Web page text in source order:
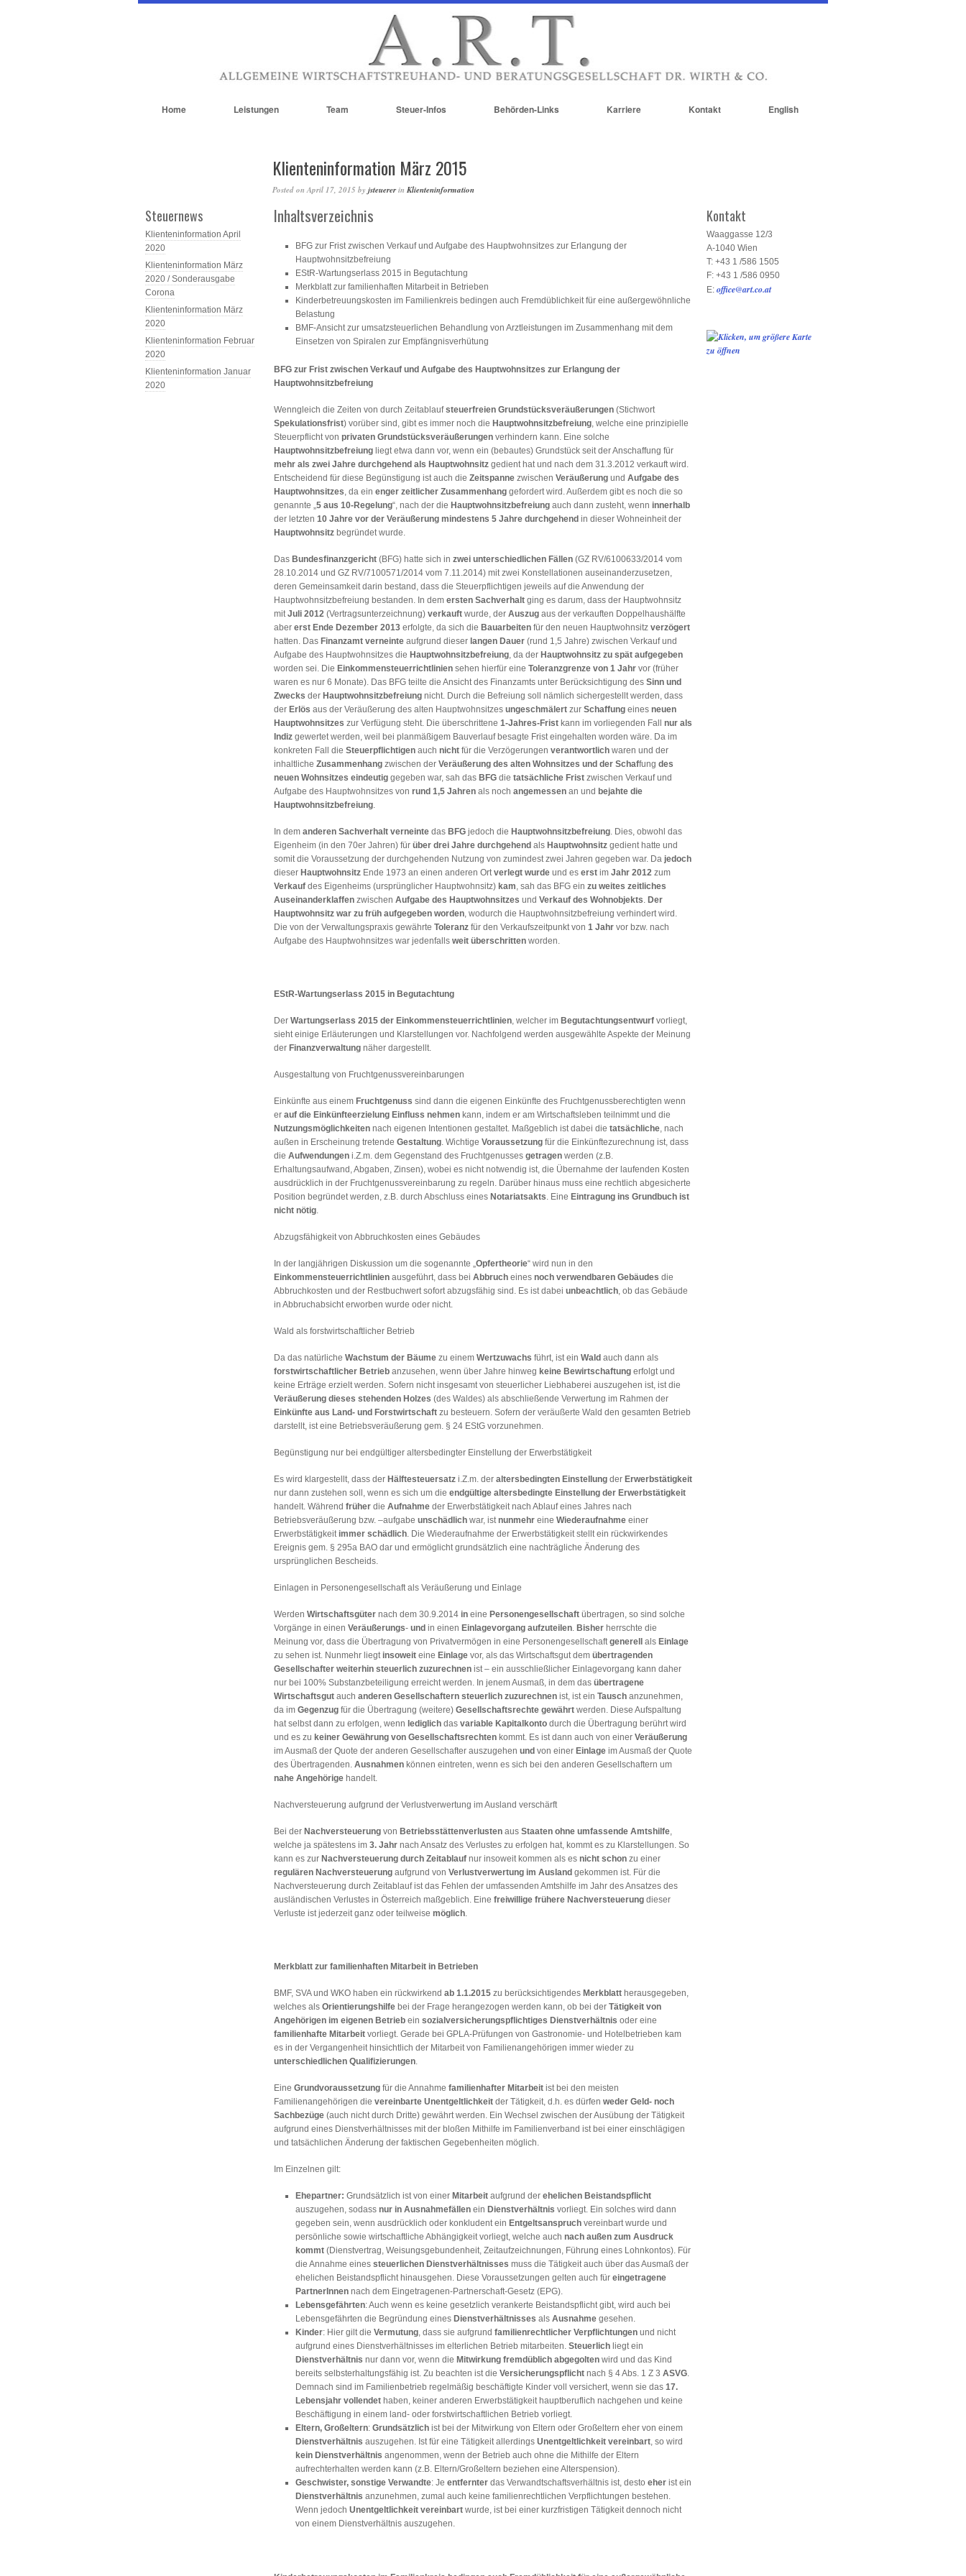
Home Leistungen Team Steuer-Infos Behörden-Links Karriere Kontakt English
Klienteninformation März 2015
Posted on April 17, 2015 by jsteuererin Klienteninformation
Steuernews
Klienteninformation April
2020
Klienteninformation März
2020 / Sonderausgabe
Corona
Klienteninformation März
2020
Klienteninformation Februar
2020
Klienteninformation Januar
2020
Inhaltsverzeichnis
BFG zur Frist zwischen Verkauf und Aufgabe des Hauptwohnsitzes zur Erlangung der
Hauptwohnsitzbefreiung
EStR-Wartungserlass 2015 in Begutachtung
Merkblatt zur familienhaften Mitarbeit in Betrieben
Kinderbetreuungskosten im Familienkreis bedingen auch Fremdüblichkeit für eine außergewöhnliche
Belastung
BMF-Ansicht zur umsatzsteuerlichen Behandlung von Arztleistungen im Zusammenhang mit dem
Einsetzen von Spiralen zur Empfängnisverhütung
BFG zur Frist zwischen Verkauf und Aufgabe des Hauptwohnsitzes zur Erlangung der
Hauptwohnsitzbefreiung
Wenngleich die Zeiten von durch Zeitablaufsteuerfreien Grundstücksveräußerungen(Stichwort
Spekulationsfrist) vorüber sind, gibt es immer noch die Hauptwohnsitzbefreiung, welche eine prinzipielle
Steuerpflicht von privaten Grundstücksveräußerungenverhindern kann. Eine solche
Hauptwohnsitzbefreiungliegt etwa dann vor, wenn ein (bebautes) Grundstück seit der Anschaffung für
mehr als zwei Jahre durchgehend als Hauptwohnsitzgedient hat und nach dem 31.3.2012 verkauft wird.
Entscheidend für diese Begünstigung ist auch die Zeitspannezwischen Veräußerungund Aufgabe des
Hauptwohnsitzes , da ein enger zeitlicher Zusammenhanggefordert wird. Außerdem gibt es noch die so
genannte „ 5 aus 10-Regelung“, nach der die Hauptwohnsitzbefreiungauch dann zusteht, wenn innerhalb
der letzten 10 Jahre vor der Veräußerung mindestens 5 Jahre durchgehendin dieser Wohneinheit der
Hauptwohnsitzbegründet wurde.
Das Bundesfinanzgericht(BFG) hatte sich in zwei unterschiedlichen Fällen(GZ RV/6100633/2014 vom
28.10.2014 und GZ RV/7100571/2014 vom 7.11.2014) mit zwei Konstellationen auseinanderzusetzen,
deren Gemeinsamkeit darin bestand, dass die Steuerpflichtigen jeweils auf die Anwendung der
Hauptwohnsitzbefreiung bestanden. In dem ersten Sachverhaltging es darum, dass der Hauptwohnsitz
mit Juli 2012 (Vertragsunterzeichnung) verkauftwurde, der Auszugaus der verkauften Doppelhaushälfte
aber erst Ende Dezember 2013erfolgte, da sich die Bauarbeitenfür den neuen Hauptwohnsitz verzögert
hatten. Das Finanzamt verneinteaufgrund dieser langen Dauer(rund 1,5 Jahre) zwischen Verkauf und
Aufgabe des Hauptwohnsitzes die Hauptwohnsitzbefreiung, da der Hauptwohnsitz zu spät aufgegeben
worden sei. Die Einkommensteuerrichtliniensehen hierfür eine Toleranzgrenze von 1 Jahrvor (früher
waren es nur 6 Monate). Das BFG teilte die Ansicht des Finanzamts unter Berücksichtigung des Sinn und
Zwecks der Hauptwohnsitzbefreiungnicht. Durch die Befreiung soll nämlich sichergestellt werden, dass
der Erlös aus der Veräußerung des alten Hauptwohnsitzes ungeschmälertzur Schaffungeines neuen
Hauptwohnsitzes zur Verfügung steht. Die überschrittene 1-Jahres-Fristkann im vorliegenden Fall nur als
Indizgewertet werden, weil bei planmäßigem Bauverlauf besagte Frist eingehalten worden wäre. Da im
konkreten Fall die Steuerpflichtigenauch nichtfür die Verzögerungen verantwortlichwaren und der
inhaltliche Zusammenhangzwischen der Veräußerung des alten Wohnsitzes und der Schaffung des
neuen Wohnsitzes eindeutiggegeben war, sah das BFGdie tatsächliche Fristzwischen Verkauf und
Aufgabe des Hauptwohnsitzes von rund 1,5 Jahrenals noch angemessenan und bejahte die
Hauptwohnsitzbefreiung.
In dem anderen Sachverhalt verneintedas BFGjedoch die Hauptwohnsitzbefreiung. Dies, obwohl das
Eigenheim (in den 70er Jahren) für über drei Jahre durchgehendals Hauptwohnsitzgedient hatte und
somit die Voraussetzung der durchgehenden Nutzung von zumindest zwei Jahren gegeben war. Da jedoch
dieser HauptwohnsitzEnde 1973 an einen anderen Ort verlegt wurdeund es erstim Jahr 2012 zum
Verkaufdes Eigenheims (ursprünglicher Hauptwohnsitz) kam , sah das BFG ein zu weites zeitliches
Auseinanderklaffenzwischen Aufgabe des Hauptwohnsitzes und Verkauf des Wohnobjekts Der
Hauptwohnsitz war zu früh aufgegeben worden, wodurch die Hauptwohnsitzbefreiung verhindert wird.
Die von der Verwaltungspraxis gewährte Toleranzfür den Verkaufszeitpunkt von 1 Jahrvor bzw. nach
Aufgabe des Hauptwohnsitzes war jedenfalls weit überschrittenworden.
EStR-Wartungserlass 2015 in Begutachtung
Der Wartungserlass 2015 der Einkommensteuerrichtlinien, welcher im Begutachtungsentwurfvorliegt,
sieht einige Erläuterungen und Klarstellungen vor. Nachfolgend werden ausgewählte Aspekte der Meinung
der Finanzverwaltungnäher dargestellt.
Ausgestaltung von Fruchtgenussvereinbarungen
Einkünfte aus einem Fruchtgenuss sind dann die eigenen Einkünfte des Fruchtgenussberechtigten wenn
er auf die Einkünfteerzielung Einfluss nehmenkann, indem er am Wirtschaftsleben teilnimmt und die
Nutzungsmöglichkeitennach eigenen Intentionen gestaltet. Maßgeblich ist dabei die tatsächliche, nach
außen in Erscheinung tretende Gestaltung. Wichtige Voraussetzungfür die Einkünftezurechnung ist, dass
die Aufwendungeni.Z.m. dem Gegenstand des Fruchtgenusses getragenwerden (z.B.
Erhaltungsaufwand, Abgaben, Zinsen), wobei es nicht notwendig ist, die Übernahme der laufenden Kosten
ausdrücklich in der Fruchtgenussvereinbarung zu regeln. Darüber hinaus muss eine rechtlich abgesicherte
Position begründet werden, z.B. durch Abschluss eines Notariatsakts . Eine Eintragung ins Grundbuch ist
nicht nötig.
Abzugsfähigkeit von Abbruchkosten eines Gebäudes
In der langjährigen Diskussion um die sogenannte „ Opfertheorie“ wird nun in den
Einkommensteuerrichtlinienausgeführt, dass bei Abbrucheines noch verwendbaren Gebäudes die
Abbruchkosten und der Restbuchwert sofort abzugsfähig sind. Es ist dabei unbeachtlich, ob das Gebäude
in Abbruchabsicht erworben wurde oder nicht.
Wald als forstwirtschaftlicher Betrieb
Da das natürliche Wachstum der Bäumezu einem Wertzuwachs führt, ist ein Waldauch dann als
forstwirtschaftlicher Betriebanzusehen, wenn über Jahre hinweg keine Bewirtschaftungerfolgt und
keine Erträge erzielt werden. Sofern nicht insgesamt von steuerlicher Liebhaberei auszugehen ist, ist die
Veräußerung dieses stehenden Holzes (des Waldes) als abschließende Verwertung im Rahmen der
Einkünfte aus Land- und Forstwirtschaftzu besteuern. Sofern der veräußerte Wald den gesamten Betrieb
darstellt, ist eine Betriebsveräußerung gem. § 24 EStG vorzunehmen.
Begünstigung nur bei endgültiger altersbedingter Einstellung der Erwerbstätigkeit
Es wird klargestellt, dass der Hälftesteuersatzi.Z.m. der altersbedingten Einstellungder Erwerbstätigkeit
nur dann zustehen soll, wenn es sich um die endgültige altersbedingte Einstellung der Erwerbstätigkeit
handelt. Während früherdie Aufnahmeder Erwerbstätigkeit nach Ablauf eines Jahres nach
Betriebsveräußerung bzw. –aufgabe unschädlichwar, ist nunmehreine Wiederaufnahmeeiner
Erwerbstätigkeit immer schädlich. Die Wiederaufnahme der Erwerbstätigkeit stellt ein rückwirkendes
Ereignis gem. § 295a BAO dar und ermöglicht grundsätzlich eine nachträgliche Änderung des
ursprünglichen Bescheids.
Einlagen in Personengesellschaft als Veräußerung und Einlage
Werden Wirtschaftsgüternach dem 30.9.2014 ineine Personengesellschaftübertragen, so sind solche
Vorgänge in einen Veräußerungs- undin einen Einlagevorgang aufzuteilen. Bisherherrschte die
Meinung vor, dass die Übertragung von Privatvermögen in eine Personengesellschaft generellals Einlage
zu sehen ist. Nunmehr liegt insoweiteine Einlagevor, als das Wirtschaftsgut dem übertragenden
Gesellschafter weiterhin steuerlich zuzurechnenist – ein ausschließlicher Einlagevorgang kann daher
nur bei 100% Substanzbeteiligung erreicht werden. In jenem Ausmaß, in dem das übertragene
Wirtschaftsgutauch anderen Gesellschaftern steuerlich zuzurechnenist, ist ein Tauschanzunehmen,
da im Gegenzugfür die Übertragung (weitere) Gesellschaftsrechte gewährtwerden. Diese Aufspaltung
hat selbst dann zu erfolgen, wenn lediglichdas variable Kapitalkontodurch die Übertragung berührt wird
und es zu keiner Gewährung von Gesellschaftsrechtenkommt. Es ist dann auch von einer Veräußerung
im Ausmaß der Quote der anderen Gesellschafter auszugehen undvon einer Einlageim Ausmaß der Quote
des Übertragenden. Ausnahmenkönnen eintreten, wenn es sich bei den anderen Gesellschaftern um
nahe Angehörigehandelt.
Nachversteuerung aufgrund der Verlustverwertung im Ausland verschärft
Bei der Nachversteuerungvon Betriebsstättenverlustenaus Staaten ohne umfassende Amtshilfe,
welche ja spätestens im 3. Jahrnach Ansatz des Verlustes zu erfolgen hat, kommt es zu Klarstellungen. So
kann es zur Nachversteuerung durch Zeitablaufnur insoweit kommen als es nicht schonzu einer
regulären Nachversteuerungaufgrund von Verlustverwertung im Auslandgekommen ist. Für die
Nachversteuerung durch Zeitablauf ist das Fehlen der umfassenden Amtshilfe im Jahr des Ansatzes des
ausländischen Verlustes in Österreich maßgeblich. Eine freiwillige frühere Nachversteuerungdieser
Verluste ist jederzeit ganz oder teilweise möglich.
Merkblatt zur familienhaften Mitarbeit in Betrieben
BMF, SVA und WKO haben ein rückwirkend ab 1.1.2015zu berücksichtigendes Merkblattherausgegeben,
welches als Orientierungshilfebei der Frage herangezogen werden kann, ob bei der Tätigkeit von
Angehörigen im eigenen Betriebein sozialversicherungspflichtiges Dienstverhältnis oder eine
familienhafte Mitarbeitvorliegt. Gerade bei GPLA-Prüfungen von Gastronomie- und Hotelbetrieben kam
es in der Vergangenheit hinsichtlich der Mitarbeit von Familienangehörigen immer wieder zu
unterschiedlichen Qualifizierungen.
Eine Grundvoraussetzungfür die Annahme familienhafter Mitarbeitist bei den meisten
Familienangehörigen die vereinbarte Unentgeltlichkeitder Tätigkeit, d.h. es dürfen weder Geld- noch
Sachbezüge(auch nicht durch Dritte) gewährt werden. Ein Wechsel zwischen der Ausübung der Tätigkeit
aufgrund eines Dienstverhältnisses mit der bloßen Mithilfe im Familienverband ist bei einer einschlägigen
und tatsächlichen Änderung der faktischen Gegebenheiten möglich.
Im Einzelnen gilt:
Ehepartner: Grundsätzlich ist von einer Mitarbeitaufgrund der ehelichen Beistandspflicht
auszugehen, sodass nur in Ausnahmefällenein Dienstverhältnis vorliegt. Ein solches wird dann
gegeben sein, wenn ausdrücklich oder konkludent ein Entgeltsanspruchvereinbart wurde und
persönliche sowie wirtschaftliche Abhängigkeit vorliegt, welche auch nach außen zum Ausdruck
kommt(Dienstvertrag, Weisungsgebundenheit, Zeitaufzeichnungen, Führung eines Lohnkontos). Für
die Annahme eines steuerlichen Dienstverhältnisses muss die Tätigkeit auch über das Ausmaß der
ehelichen Beistandspflicht hinausgehen. Diese Voraussetzungen gelten auch für eingetragene
PartnerInnennach dem Eingetragenen-Partnerschaft-Gesetz (EPG).
Lebensgefährten: Auch wenn es keine gesetzlich verankerte Beistandspflicht gibt, wird auch bei
Lebensgefährten die Begründung eines Dienstverhältnisses als Ausnahmegesehen.
Kinder: Hier gilt die Vermutung, dass sie aufgrund familienrechtlicher Verpflichtungenund nicht
aufgrund eines Dienstverhältnisses im elterlichen Betrieb mitarbeiten. Steuerlichliegt ein
Dienstverhältnis nur dann vor, wenn die Mitwirkung fremdüblich abgegoltenwird und das Kind
bereits selbsterhaltungsfähig ist. Zu beachten ist die Versicherungspflichtnach § 4 Abs. 1 Z 3 ASVG.
Demnach sind im Familienbetrieb regelmäßig beschäftigte Kinder voll versichert, wenn sie das 17.
Lebensjahr vollendethaben, keiner anderen Erwerbstätigkeit hauptberuflich nachgehen und keine
Beschäftigung in einem land- oder forstwirtschaftlichen Betrieb vorliegt.
Eltern, Großeltern: Grundsätzlichist bei der Mitwirkung von Eltern oder Großeltern eher von einem
Dienstverhältnis auszugehen. Ist für eine Tätigkeit allerdings Unentgeltlichkeit vereinbart, so wird
kein Dienstverhältnis angenommen, wenn der Betrieb auch ohne die Mithilfe der Eltern
aufrechterhalten werden kann (z.B. Eltern/Großeltern beziehen eine Alterspension).
Geschwister, sonstige Verwandte: Je entfernterdas Verwandtschaftsverhältnis ist, desto eherist ein
Dienstverhältnis anzunehmen, zumal auch keine familienrechtlichen Verpflichtungen bestehen.
Wenn jedoch Unentgeltlichkeit vereinbartwurde, ist bei einer kurzfristigen Tätigkeit dennoch nicht
von einem Dienstverhältnis auszugehen.
Kontakt
Waaggasse 12/3
A-1040 Wien
T: +43 1 /586 1505
F: +43 1 /586 0950
E: office@art.co.at